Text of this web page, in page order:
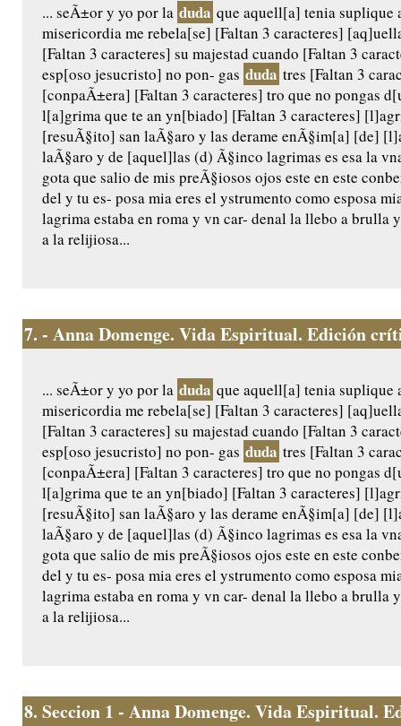
... seÃ±or y yo por la duda que aquell[a] tenia suplique
misericordia me rebela[se] [Faltan 3 caracteres]
[Faltan 3 caracteres] su majestad cuando [Faltan 3
esp[oso jesucristo] no pon- gas duda tres [Faltan 3
[conpaÃ±era] [Faltan 3 caracteres] tro que no pongas
l[a]grima que te an yn[biado] [Faltan 3 caracteres]
[resuÃ§ito] san laÃ§aro y las derame enÃ§im[a] [de]
laÃ§aro y de [aquel]las (d) Ã§inco lagrimas es esa la
gota que salio de mis preÃ§iosos ojos este en este
del y tu es- posa mia eres el ystrumento como esposa
lagrima estaba en roma y vn car- denal la llebo a brulla
a la relijiosa...
7. - Anna Domenge. Vida Espiritual. Edición
... seÃ±or y yo por la duda que aquell[a] tenia suplique
misericordia me rebela[se] [Faltan 3 caracteres]
[Faltan 3 caracteres] su majestad cuando [Faltan 3
esp[oso jesucristo] no pon- gas duda tres [Faltan 3
[conpaÃ±era] [Faltan 3 caracteres] tro que no pongas
l[a]grima que te an yn[biado] [Faltan 3 caracteres]
[resuÃ§ito] san laÃ§aro y las derame enÃ§im[a] [de]
laÃ§aro y de [aquel]las (d) Ã§inco lagrimas es esa la
gota que salio de mis preÃ§iosos ojos este en este
del y tu es- posa mia eres el ystrumento como esposa
lagrima estaba en roma y vn car- denal la llebo a brulla
a la relijiosa...
8. Seccion 1 - Anna Domenge. Vida Espiritual.